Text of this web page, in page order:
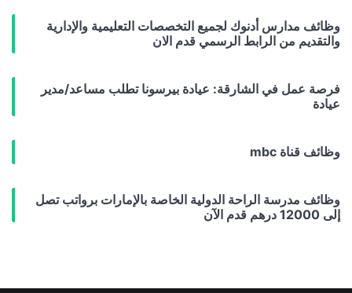
وظائف مدارس أدنوك لجميع التخصصات التعليمية والإدارية
والتقديم من الرابط الرسمي قدم الان
فرصة عمل في الشارقة: عيادة بيرسونا تطلب مساعد/مدير
عيادة
وظائف قناة mbc
وظائف مدرسة الراحة الدولية الخاصة بالإمارات برواتب تصل
إلى 12000 درهم قدم الآن